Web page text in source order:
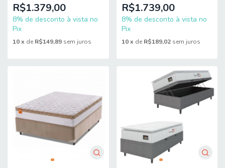
R$1.379,00
8% de desconto à vista no
Pix
10x de R$149,89 sem juros
R$1.739,00
8% de desconto à vista no
Pix
10 x de R$189,02 sem juros